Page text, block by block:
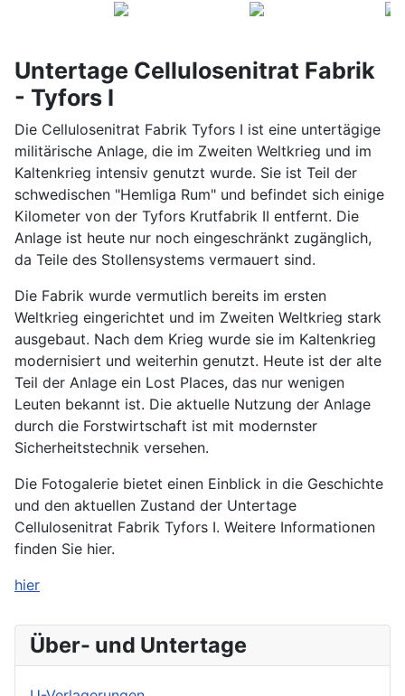
Untertage Cellulosenitrat Fabrik
- Tyfors I
Die Cellulosenitrat Fabrik Tyfors I ist eine untertägige
militärische Anlage, die im Zweiten Weltkrieg und im
Kaltenkrieg intensiv genutzt wurde. Sie ist Teil der
schwedischen "Hemliga Rum" und befindet sich einige
Kilometer von der Tyfors Krutfabrik II entfernt. Die
Anlage ist heute nur noch eingeschränkt zugänglich,
da Teile des Stollensystems vermauert sind.
Die Fabrik wurde vermutlich bereits im ersten
Weltkrieg eingerichtet und im Zweiten Weltkrieg stark
ausgebaut. Nach dem Krieg wurde sie im Kaltenkrieg
modernisiert und weiterhin genutzt. Heute ist der alte
Teil der Anlage ein Lost Places, das nur wenigen
Leuten bekannt ist. Die aktuelle Nutzung der Anlage
durch die Forstwirtschaft ist mit modernster
Sicherheitstechnik versehen.
Die Fotogalerie bietet einen Einblick in die Geschichte
und den aktuellen Zustand der Untertage
Cellulosenitrat Fabrik Tyfors I. Weitere Informationen
finden Sie hier.
hier
Über- und Untertage